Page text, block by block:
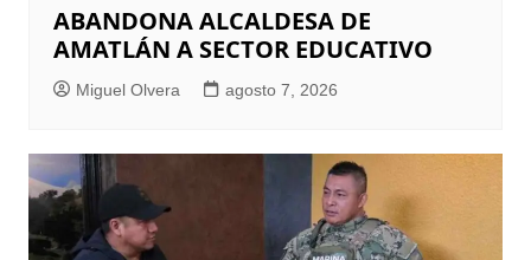
ABANDONA ALCALDESA DE
AMATLÁN A SECTOR EDUCATIVO
Miguel Olvera agosto 7, 2026